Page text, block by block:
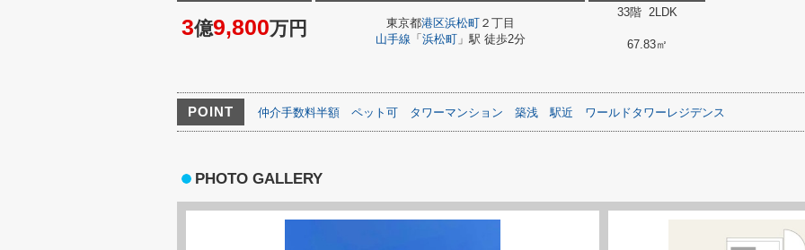
3億9,800万円 東京都港区浜松町２丁目
山手線 「 浜松町」駅 徒歩2分
33階 2LDK
67.83㎡
POINT 仲介手数料半額 ペット可 タワーマンション 築浅 駅近 ワールドタワーレジデンス
PHOTO GALLERY